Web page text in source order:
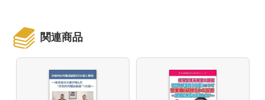
関連商品